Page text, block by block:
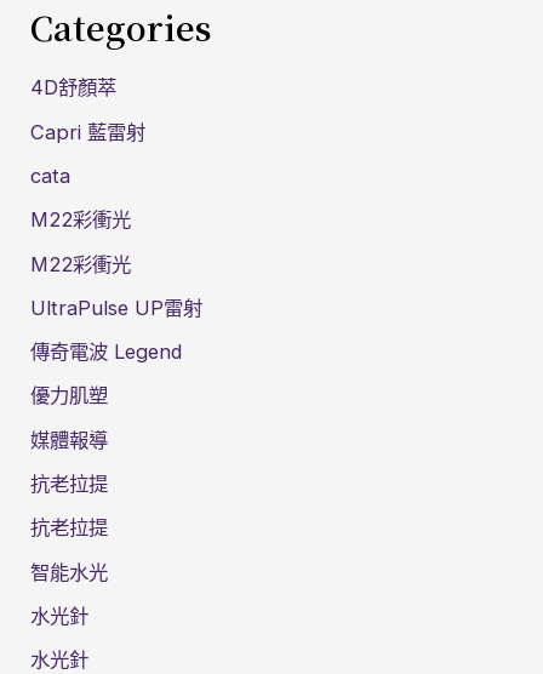
Categories
4D舒顏萃
Capri 藍雷射
cata
M22彩衝光
M22彩衝光
UltraPulse UP雷射
傳奇電波 Legend
優力肌塑
媒體報導
抗老拉提
抗老拉提
智能水光
水光針
水光針